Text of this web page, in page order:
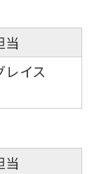
当
レイス
当